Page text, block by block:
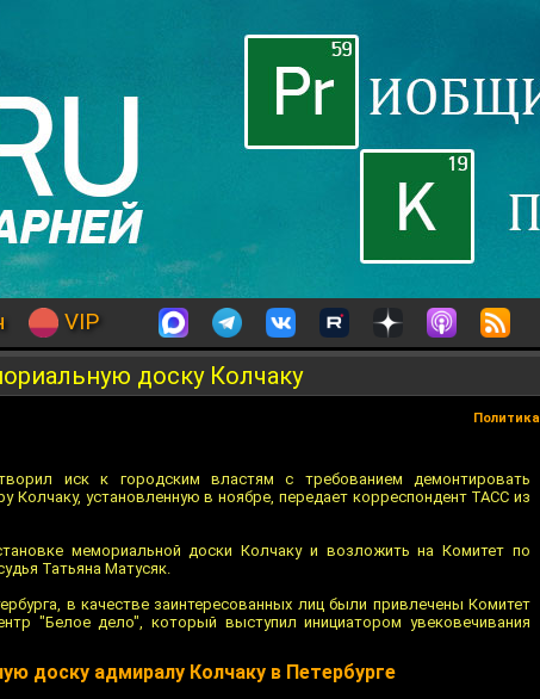
VIP
доску Колчаку
Политика
иск к городским властям с требованием демонтировать
Колчаку, установленную в ноябре, передает корреспондент ТАСС из
мемориальной доски Колчаку и возложить на Комитет по
Татьяна Матусяк.
в качестве заинтересованных лиц были привлечены Комитет
"Белое дело", который выступил инициатором увековечивания
доску адмиралу Колчаку в Петербурге